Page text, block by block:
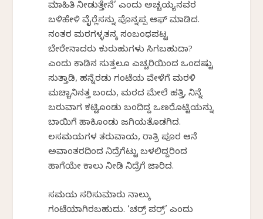
ಮಾಹಿತಿ ನೀಡುತ್ತೇನೆ’ ಎಂದು ಅಚ್ಚಯ್ಯನವರ
ಬಳಿಹೇಳಿ ವೈರ್‍ಲೆಸನ್ನು ಪೊನ್ನಪ್ಪ ಆಫ್ ಮಾಡಿದ.
ನಂತರ ಮರಗಳ್ಳತನಕ್ಕೆ ಸಂಬಂಧಪಟ್ಟ
ಬೇರೇನಾದರು ಕುರುಹುಗಳು ಸಿಗಬಹುದಾ?
ಎಂದು ಕಾಡಿನ ಸುತ್ತಲೂ ಎಚ್ಚರಿಕೆಯಿಂದ ಒಂದಷ್ಟು
ಸುತ್ತಾಡಿ, ಹನ್ನೆರಡು ಗಂಟೆಯ ವೇಳೆಗೆ ಮರಳಿ
ಮಚ್ಚಾನಿನತ್ತ ಬಂದು, ಮರದ ಮೇಲೆ ಹತ್ತಿ, ನಿನ್ನೆ
ಬರುವಾಗ ಕಟ್ಟಿಕೊಂಡು ಬಂದಿದ್ದ ಒಣರೊಟ್ಟಿಯನ್ನು
ಬಾಯಿಗೆ ಹಾಕಿಕೊಂಡು ಜಗಿಯತೊಡಗಿದ.
ಕೆಲಸಮಯಗಳ ತರುವಾಯ, ರಾತ್ರಿ ಪೂರ ಆನೆ
ಅವಾಂತರದಿಂದ ನಿದ್ರೆಗೆಟ್ಟು ಬಳಲಿದ್ದರಿಂದ
ಹಾಗೆಯೇ ಕಾಲು ನೀಡಿ ನಿದ್ರೆಗೆ ಜಾರಿದ.
ಸಮಯ ಸರಿಸುಮಾರು ನಾಲ್ಕು
ಗಂಟೆಯಾಗಿರಬಹುದು. ‘ಚರ್ರ್ ಪರ್ರ್’ ಎಂದು